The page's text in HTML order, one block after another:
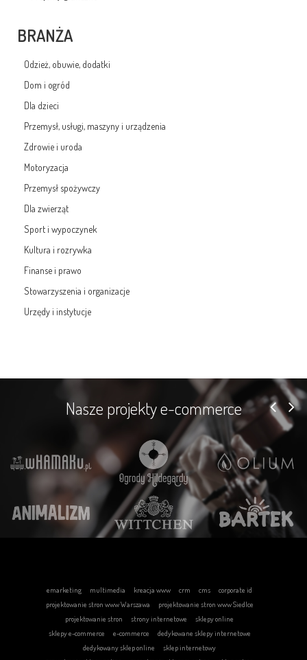
BRANŻA
Odzież, obuwie, dodatki
Dom i ogród
Dla dzieci
Przemysł, usługi, maszyny i urządzenia
Zdrowie i uroda
Motoryzacja
Przemysł spożywczy
Dla zwierząt
Sport i wypoczynek
Kultura i rozrywka
Finanse i prawo
Stowarzyszenia i organizacje
Urzędy i instytucje
Nasze projekty e-commerce
emarketing multimedia kreacja www crm cms
corporate id
projektowanie stron www Warszawa
projektowanie stron www Siedlce
projektowanie stron
strony internetowe
sklepy online
sklepy e-commerce
e-commerce
dedykowane sklepy internetowe
dedykowany sklep online
sklep internetowy